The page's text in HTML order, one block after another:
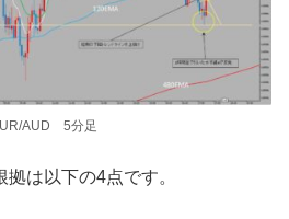
AUD 5分足
は以下の4点です。